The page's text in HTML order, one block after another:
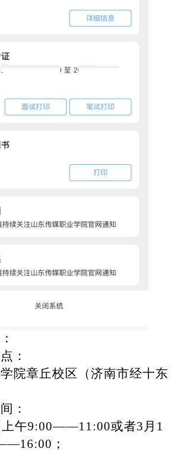
：
院章丘校区（济南市经十东
：
上午9:00——11:00或者3月1
；